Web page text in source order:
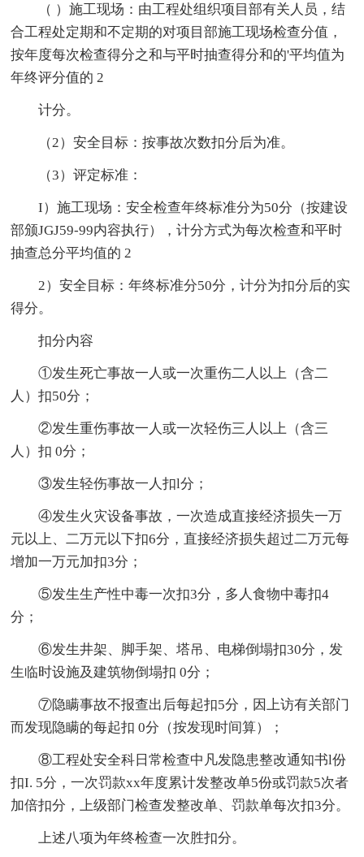
（ ）施工现场：由工程处组织项目部有关人员，结
合工程处定期和不定期的对项目部施工现场检查分值，
按年度每次检查得分之和与平时抽查得分和的'平均值为
年终评分值的 2
计分。
（2）安全目标：按事故次数扣分后为准。
（3）评定标准：
I）施工现场：安全检查年终标准分为50分（按建设
部颁JGJ59-99内容执行），计分方式为每次检查和平时
抽查总分平均值的 2
2）安全目标：年终标准分50分，计分为扣分后的实
得分。
扣分内容
①发生死亡事故一人或一次重伤二人以上（含二
人）扣50分；
②发生重伤事故一人或一次轻伤三人以上（含三
人）扣 0分；
③发生轻伤事故一人扣l分；
④发生火灾设备事故，一次造成直接经济损失一万
元以上、二万元以下扣6分，直接经济损失超过二万元每
增加一万元加扣3分；
⑤发生生产性中毒一次扣3分，多人食物中毒扣4
分；
⑥发生井架、脚手架、塔吊、电梯倒塌扣30分，发
生临时设施及建筑物倒塌扣 0分；
⑦隐瞒事故不报查出后每起扣5分，因上访有关部门
而发现隐瞒的每起扣 0分（按发现时间算）；
⑧工程处安全科日常检查中凡发隐患整改通知书l份
扣I. 5分，一次罚款xx年度累计发整改单5份或罚款5次者
加倍扣分，上级部门检查发整改单、罚款单每次扣3分。
上述八项为年终检查一次胜扣分。